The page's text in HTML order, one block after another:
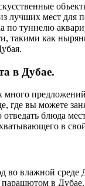
лучших мест для
по туннелю
такими как
в Дубае.
много
где вы можете
отведать блюда
в
во влажной
в Дубае,